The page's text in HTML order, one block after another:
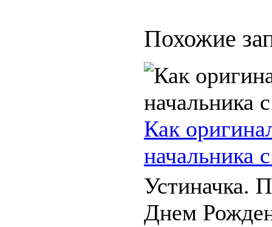
Похожие
Как
начальника
Устиначка.
Днем